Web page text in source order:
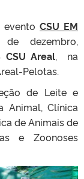
eventoCSU EM
dezembro,
CSU Areal, na
Pelotas.
de Leite e
Animal, Clínica
de Animais de
e Zoonoses